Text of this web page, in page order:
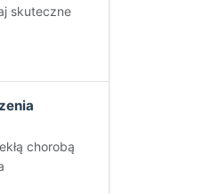
skuteczne
chorobą